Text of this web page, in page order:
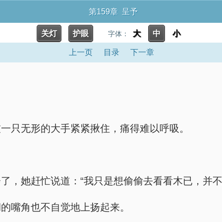
第159章 呈予
关灯 护眼 字体： 大 中 小
上一页 目录 下一章
只无形的大手紧紧揪住，痛得难以呼吸。
，她赶忙说道：“我只是想偷偷去看看木已，并不
嘴角也不自觉地上扬起来。